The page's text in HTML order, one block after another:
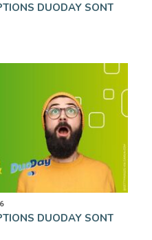
DUODAY SONT
DUODAY SONT